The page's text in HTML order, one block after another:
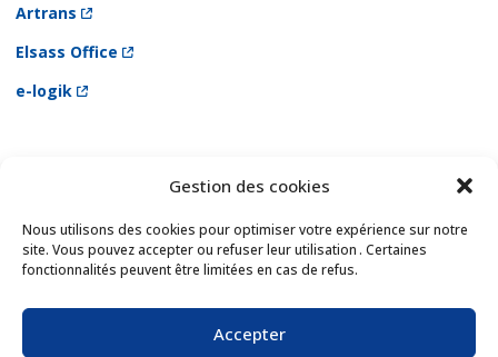
Gestion des cookies
Nous utilisons des cookies pour optimiser votre expérience sur notre
site. Vous pouvez accepter ou refuser leur utilisation . Certaines
fonctionnalités peuvent être limitées en cas de refus.
Accepter
Artrans
Elsass Office
e-logik
Newsletter
Email *